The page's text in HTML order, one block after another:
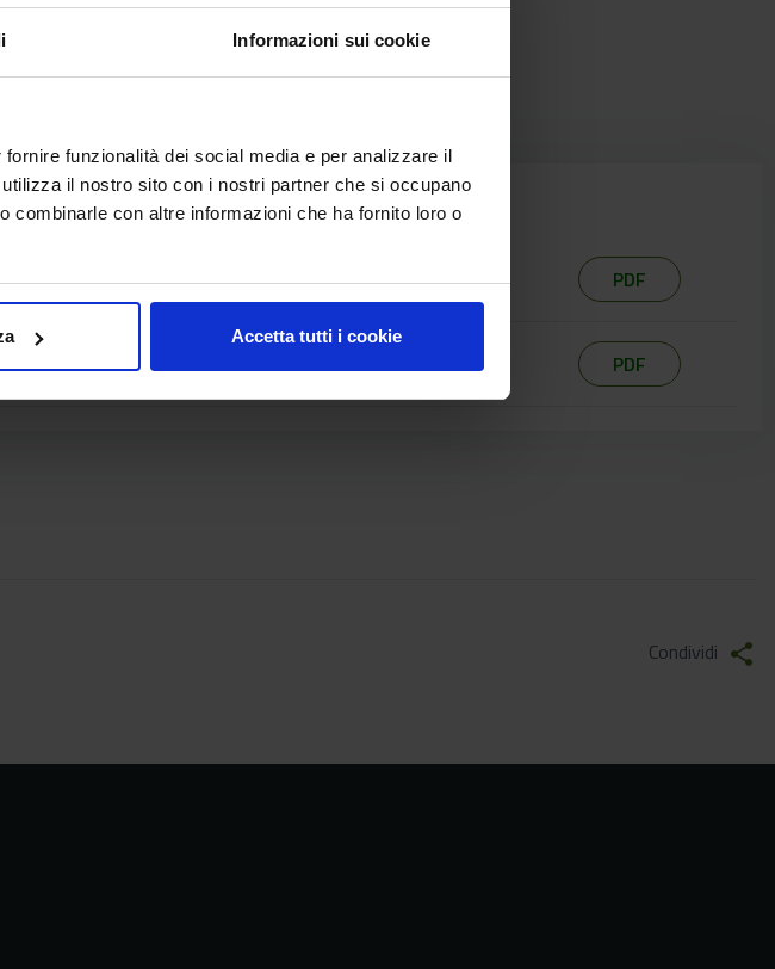
Informazioni sui cookie
funzionalità dei social media e per analizzare il
il nostro sito con i nostri partner che si occupano
combinarle con altre informazioni che ha fornito loro o
Accetta tutti i cookie
PDF
PDF
Condividi share